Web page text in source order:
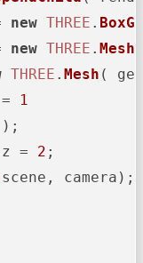
new THREE .
new THREE .
THREE . Mesh (
=
1
);
z = 2 ;
camera);